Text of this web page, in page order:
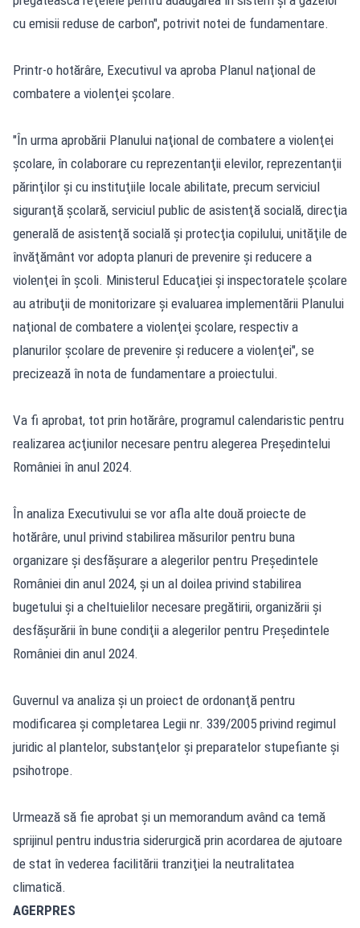
cu emisii reduse de carbon", potrivit notei de fundamentare.
Printr-o hotărâre, Executivul va aproba Planul naţional de
combatere a violenţei şcolare.
"În urma aprobării Planului naţional de combatere a violenţei
şcolare, în colaborare cu reprezentanţii elevilor, reprezentanţii
părinţilor şi cu instituţiile locale abilitate, precum serviciul
siguranţă şcolară, serviciul public de asistenţă socială, direcţia
generală de asistenţă socială şi protecţia copilului, unităţile de
învăţământ vor adopta planuri de prevenire şi reducere a
violenţei în şcoli. Ministerul Educaţiei şi inspectoratele şcolare
au atribuţii de monitorizare şi evaluarea implementării Planului
naţional de combatere a violenţei şcolare, respectiv a
planurilor şcolare de prevenire şi reducere a violenţei", se
precizează în nota de fundamentare a proiectului.
Va fi aprobat, tot prin hotărâre, programul calendaristic pentru
realizarea acţiunilor necesare pentru alegerea Preşedintelui
României în anul 2024.
În analiza Executivului se vor afla alte două proiecte de
hotărâre, unul privind stabilirea măsurilor pentru buna
organizare şi desfăşurare a alegerilor pentru Preşedintele
României din anul 2024, şi un al doilea privind stabilirea
bugetului şi a cheltuielilor necesare pregătirii, organizării şi
desfăşurării în bune condiţii a alegerilor pentru Preşedintele
României din anul 2024.
Guvernul va analiza şi un proiect de ordonanţă pentru
modificarea şi completarea Legii nr. 339/2005 privind regimul
juridic al plantelor, substanţelor şi preparatelor stupefiante şi
psihotrope.
Urmează să fie aprobat şi un memorandum având ca temă
sprijinul pentru industria siderurgică prin acordarea de ajutoare
de stat în vederea facilitării tranziţiei la neutralitatea
climatică.
AGERPRES